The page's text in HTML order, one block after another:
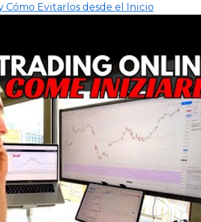
Evitarlos desde el Inicio